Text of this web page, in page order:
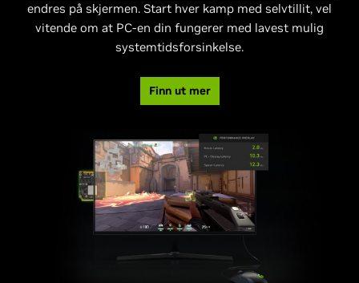
endres på skjermen. Start hver kamp med selvtillit, vel
vitende om at PC-en din fungerer med lavest mulig
systemtidsforsinkelse.
Finn ut mer